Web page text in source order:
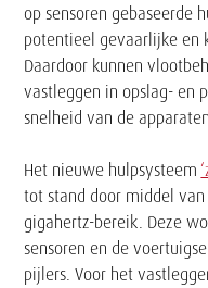
op sensoren gebaseerde
potentieel gevaarlijke en
Daardoor kunnen
vastleggen in opslag- en
snelheid van de
Het nieuwe hulpsysteem
tot stand door middel
gigahertz-bereik. Deze
sensoren en de
pijlers. Voor het